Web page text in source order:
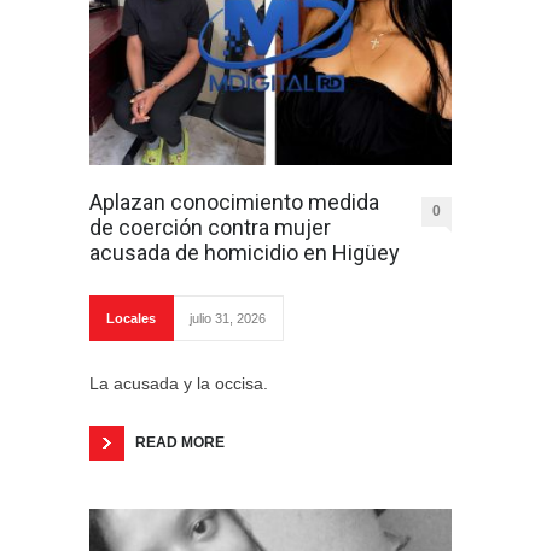
Aplazan conocimiento medida
de coerción contra mujer
acusada de homicidio en Higüey
0
Locales julio 31, 2026
La acusada y la occisa.
READ MORE